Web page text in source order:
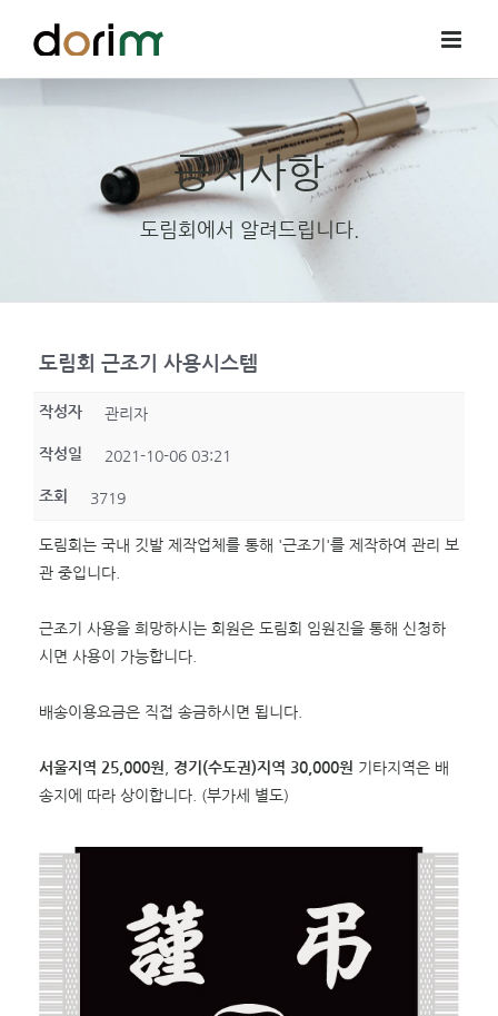
공지사항
도림회에서 알려드립니다.
도림회 근조기 사용시스템
작성자 관리자
작성일 2021-10-06 03:21
조회 3719
도림회는 국내 깃발 제작업체를 통해 '근조기'를 제작하여 관리 보
관 중입니다.
근조기 사용을 희망하시는 회원은 도림회 임원진을 통해 신청하
시면 사용이 가능합니다.
배송이용요금은 직접 송금하시면 됩니다.
서울지역 25,000원 경기(수도권)지역 30,000원 기타지역은 배
송지에 따라 상이합니다. (부가세 별도)